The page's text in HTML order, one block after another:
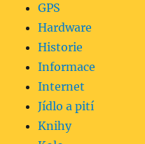
GPS
Hardware
Historie
Informace
Internet
Jídlo a pití
Knihy